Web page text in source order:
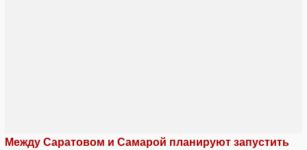
Между Саратовом и Самарой планируют запустить